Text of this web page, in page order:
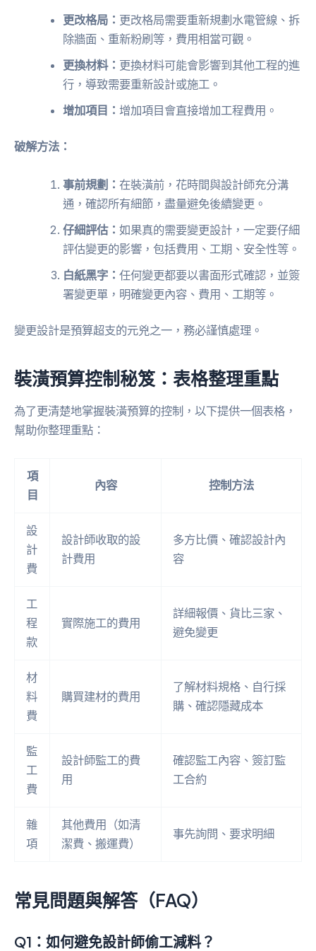
更改格局： 更改格局需要重新規劃水電管線、拆
除牆面、重新粉刷等，費用相當可觀。
更換材料： 更換材料可能會影響到其他工程的進
行，導致需要重新設計或施工。
增加項目： 增加項目會直接增加工程費用。
破解方法：
事前規劃：在裝潢前，花時間與設計師充分溝
通，確認所有細節，盡量避免後續變更。
仔細評估：如果真的需要變更設計，一定要仔細
評估變更的影響，包括費用、工期、安全性等。
白紙黑字：任何變更都要以書面形式確認，並簽
署變更單，明確變更內容、費用、工期等。
變更設計是預算超支的元兇之一，務必謹慎處理。
裝潢預算控制秘笈：表格整理重點
為了更清楚地掌握裝潢預算的控制，以下提供一個表格，
幫助你整理重點：
項
目
內容 控制方法
設
計
費
設計師收取的設
計費用
多方比價、確認設計內
容
工
程
款
實際施工的費用
詳細報價、貨比三家、
避免變更
材
料
費
購買建材的費用
了解材料規格、自行採
購、確認隱藏成本
監
工
費
設計師監工的費
用
確認監工內容、簽訂監
工合約
雜
項
其他費用（如清
潔費、搬運費）
事先詢問、要求明細
常見問題與解答（FAQ）
Q1：如何避免設計師偷工減料？